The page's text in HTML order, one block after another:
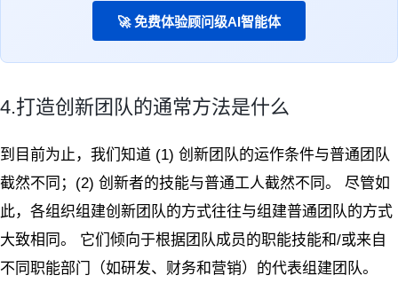
🚀 免费体验顾问级AI智能体
4.打造创新团队的通常方法是什么
到目前为止，我们知道 (1) 创新团队的运作条件与普通团队
截然不同；(2) 创新者的技能与普通工人截然不同。 尽管如
此，各组织组建创新团队的方式往往与组建普通团队的方式
大致相同。 它们倾向于根据团队成员的职能技能和/或来自
不同职能部门（如研发、财务和营销）的代表组建团队。